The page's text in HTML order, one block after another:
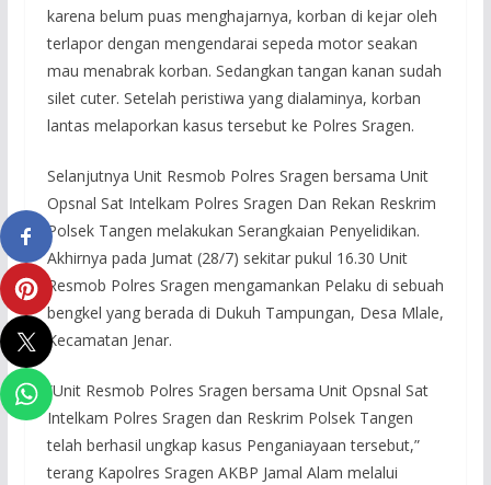
karena belum puas menghajarnya, korban di kejar oleh
terlapor dengan mengendarai sepeda motor seakan
mau menabrak korban. Sedangkan tangan kanan sudah
silet cuter. Setelah peristiwa yang dialaminya, korban
lantas melaporkan kasus tersebut ke Polres Sragen.
Selanjutnya Unit Resmob Polres Sragen bersama Unit
Opsnal Sat Intelkam Polres Sragen Dan Rekan Reskrim
Polsek Tangen melakukan Serangkaian Penyelidikan.
Akhirnya pada Jumat (28/7) sekitar pukul 16.30 Unit
Resmob Polres Sragen mengamankan Pelaku di sebuah
bengkel yang berada di Dukuh Tampungan, Desa Mlale,
Kecamatan Jenar.
”Unit Resmob Polres Sragen bersama Unit Opsnal Sat
Intelkam Polres Sragen dan Reskrim Polsek Tangen
telah berhasil ungkap kasus Penganiayaan tersebut,”
terang Kapolres Sragen AKBP Jamal Alam melalui